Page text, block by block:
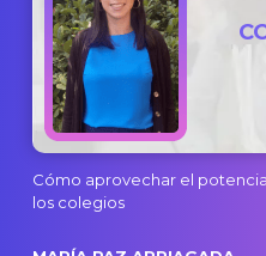
Cómo aprovechar el
los colegios